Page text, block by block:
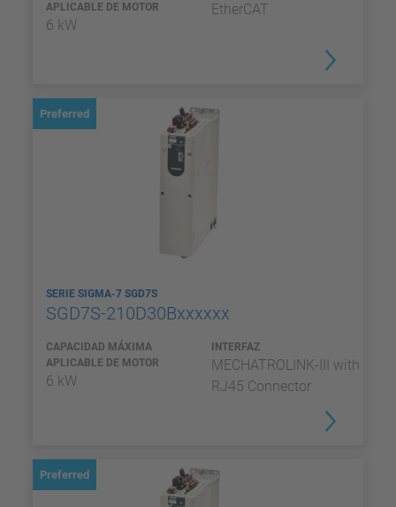
APLICABLE DE MOTOR
6 kW
EtherCAT
Preferred
SERIE SIGMA-7 SGD7S
SGD7S-210D30Bxxxxxx
CAPACIDAD MÁXIMA
APLICABLE DE MOTOR
6 kW
INTERFAZ
MECHATROLINK-III with
RJ45 Connector
Preferred